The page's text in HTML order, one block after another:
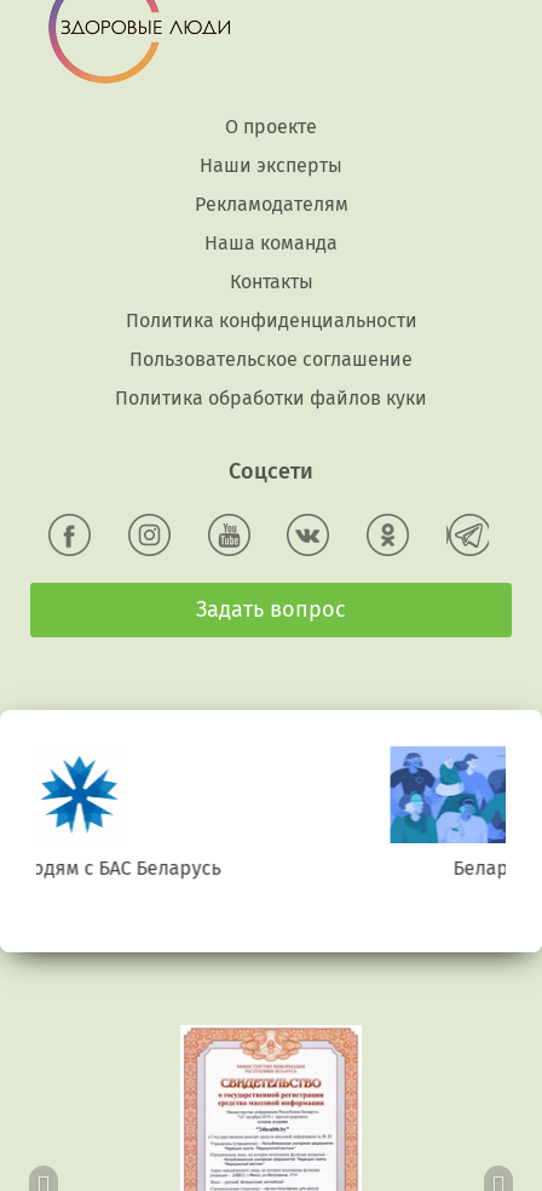
О проекте
Наши эксперты
Рекламодателям
Наша команда
Контакты
Политика конфиденциальности
Пользовательское соглашение
Политика обработки файлов куки
Соцсети
Задать вопрос
Беларусь. Gluten free
Предыдущий